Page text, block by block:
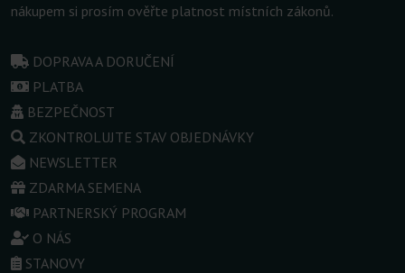
nákupem si prosím ověřte platnost místních zákonů.
DOPRAVA A DORUČENÍ
PLATBA
BEZPEČNOST
ZKONTROLUJTE STAV OBJEDNÁVKY
NEWSLETTER
ZDARMA SEMENA
PARTNERSKÝ PROGRAM
O NÁS
STANOVY